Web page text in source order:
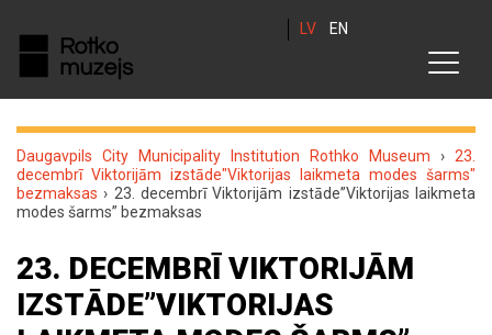
LV EN
Daugavpils City Municipality Institution Rothko Museum › 23.
decembrī Viktorijām izstāde"Viktorijas laikmeta modes šarms"
bezmaksas › 23. decembrī Viktorijām izstāde”Viktorijas laikmeta
modes šarms” bezmaksas
23. DECEMBRĪ VIKTORIJĀM
IZSTĀDE”VIKTORIJAS